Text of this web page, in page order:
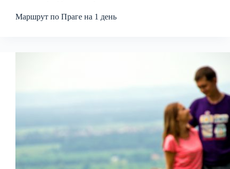
Маршрут по Праге на 1 день